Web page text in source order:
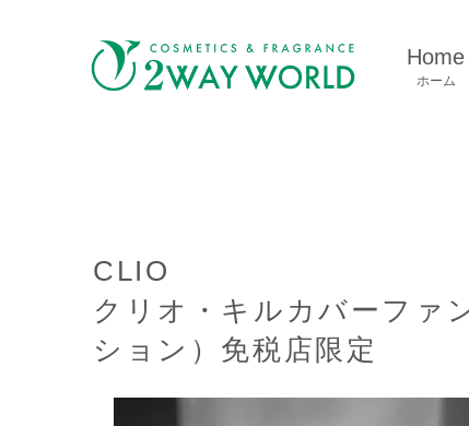
Home
ホーム
CLIO
クリオ・キルカバーファ
ション）免税店限定